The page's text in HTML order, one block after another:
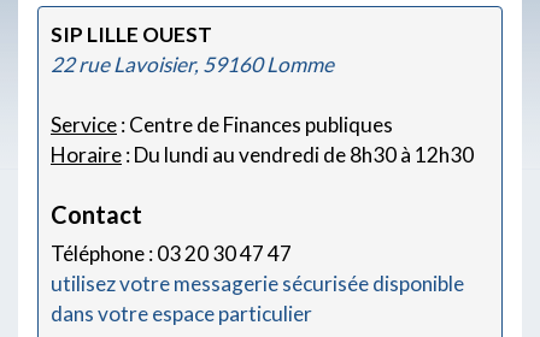
SIP LILLE OUEST
22 rue Lavoisier, 59160 Lomme
Service: Centre de Finances publiques
Horaire: Du lundi au vendredi de 8h30 à 12h30
Contact
Téléphone : 03 20 30 47 47
utilisez votre messagerie sécurisée disponible
dans votre espace particulier